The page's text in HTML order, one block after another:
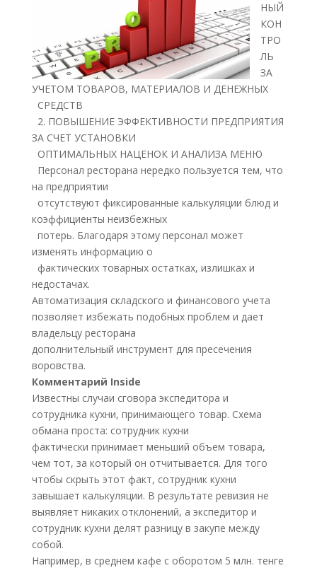
НЫЙ
КОН
ТРО
ЛЬ
ЗА
УЧЕТОМ ТОВАРОВ, МАТЕРИАЛОВ И ДЕНЕЖНЫХ
СРЕДСТВ
2. ПОВЫШЕНИЕ ЭФФЕКТИВНОСТИ ПРЕДПРИЯТИЯ
ЗА СЧЕТ УСТАНОВКИ
ОПТИМАЛЬНЫХ НАЦЕНОК И АНАЛИЗА МЕНЮ
Персонал ресторана нередко пользуется тем, что
на предприятии
отсутствуют фиксированные калькуляции блюд и
коэффициенты неизбежных
потерь. Благодаря этому персонал может
изменять информацию о
фактических товарных остатках, излишках и
недостачах.
Автоматизация складского и финансового учета
позволяет избежать подобных проблем и дает
владельцу ресторана
дополнительный инструмент для пресечения
воровства.
Комментарий Inside
Известны случаи сговора экспедитора и
сотрудника кухни, принимающего товар. Схема
обмана проста: сотрудник кухни
фактически принимает меньший объем товара,
чем тот, за который он отчитывается. Для того
чтобы скрыть этот факт, сотрудник кухни
завышает калькуляции. В результате ревизия не
выявляет никаких отклонений, а экспедитор и
сотрудник кухни делят разницу в закупе между
собой.
Например, в среднем кафе с оборотом 5 млн. тенге